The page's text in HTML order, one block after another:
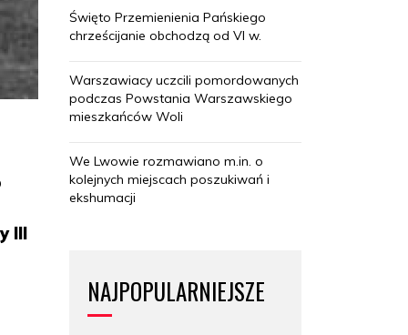
III
Święto Przemienienia Pańskiego
chrześcijanie obchodzą od VI w.
Warszawiacy uczcili pomordowanych
podczas Powstania Warszawskiego
mieszkańców Woli
We Lwowie rozmawiano m.in. o
kolejnych miejscach poszukiwań i
ekshumacji
NAJPOPULARNIEJSZE